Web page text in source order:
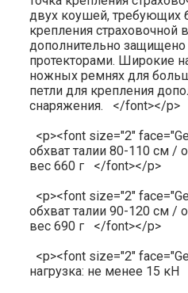
двух коушей, требующих
крепления страховочной
дополнительно защищено
протекторами. Широкие
ножных ремнях для
петли для крепления
снаряжения. </font></p>
<p><font size="2"
обхват талии 80-110 см /
вес 660 г </font></p>
<p><font size="2"
обхват талии 90-120 см /
вес 690 г </font></p>
<p><font size="2"
нагрузка: не менее 15